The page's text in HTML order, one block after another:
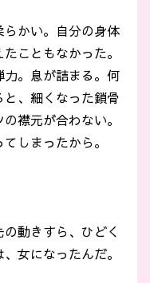
かい。自分の身体
こともなかった。
。息が詰まる。何
、細くなった鎖骨
襟元が合わない。
しまったから。
動きすら、ひどく
女になったんだ。